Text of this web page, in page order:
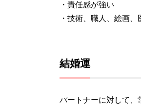
・責任感が強い
・技術、職人、絵画
結婚運
パートナーに対して、